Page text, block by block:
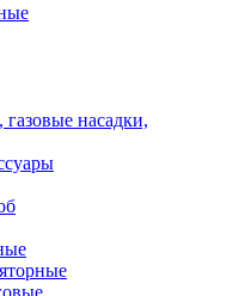
газовые насадки,